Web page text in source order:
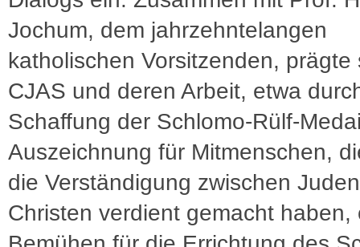
Jochum, dem jahrzehntelangen
katholischen Vorsitzenden, prägte
CJAS und deren Arbeit, etwa
Schaffung der Schlomo-Rülf-
Auszeichnung für Mitmenschen,
die Verständigung zwischen
Christen verdient gemacht haben,